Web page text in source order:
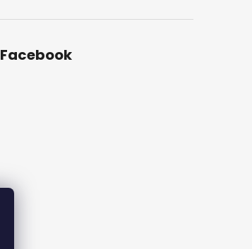
Facebook